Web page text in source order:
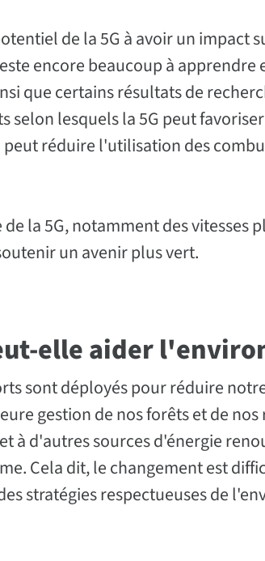
de la 5G à avoir un impact
encore beaucoup à apprendre
que certains résultats de
selon lesquels la 5G peut
réduire l'utilisation des
la 5G, notamment des vitesses
un avenir plus vert.
elle aider
sont déployés pour réduire
gestion de nos forêts et de
à d'autres sources d'énergie
Cela dit, le changement est
stratégies respectueuses de